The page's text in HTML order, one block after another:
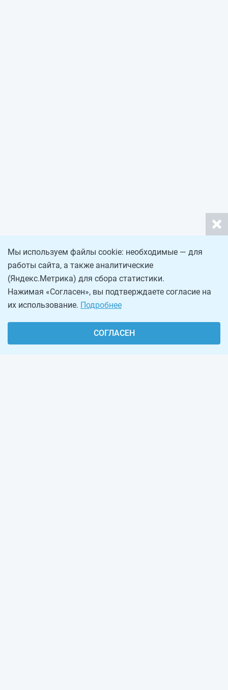
Мы используем файлы cookie: необходимые — для
работы сайта, а также аналитические
(Яндекс.Метрика) для сбора статистики.
Нажимая «Согласен», вы подтверждаете согласие на
их использование. Подробнее
СОГЛАСЕН